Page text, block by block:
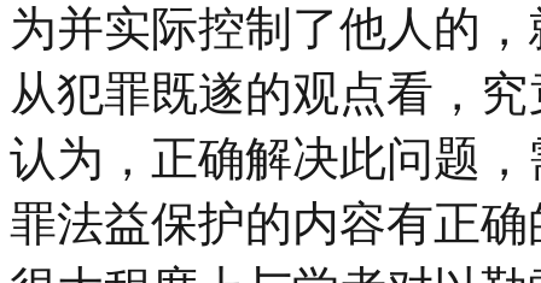
为并实际控制了他人的
从犯罪既遂的观点看，
认为，正确解决此问题
罪法益保护的内容有正